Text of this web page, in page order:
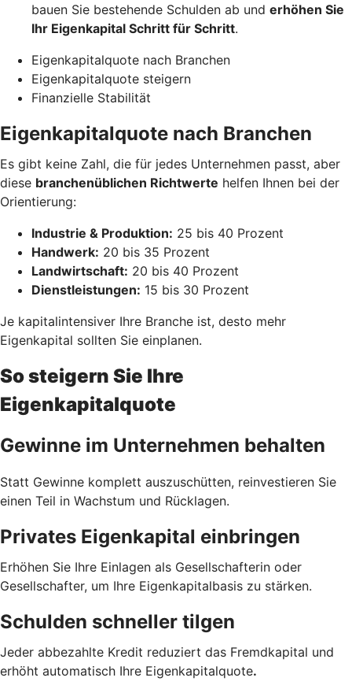
bauen Sie bestehende Schulden ab und erhöhen Sie
Ihr Eigenkapital Schritt für Schritt.
Eigenkapitalquote nach Branchen
Eigenkapitalquote steigern
Finanzielle Stabilität
Eigenkapitalquote nach Branchen
Es gibt keine Zahl, die für jedes Unternehmen passt, aber
diese branchenüblichen Richtwerte helfen Ihnen bei der
Orientierung:
Industrie & Produktion: 25 bis 40 Prozent
Handwerk: 20 bis 35 Prozent
Landwirtschaft: 20 bis 40 Prozent
Dienstleistungen: 15 bis 30 Prozent
Je kapitalintensiver Ihre Branche ist, desto mehr
Eigenkapital sollten Sie einplanen.
So steigern Sie Ihre
Eigenkapitalquote
Gewinne im Unternehmen behalten
Statt Gewinne komplett auszuschütten, reinvestieren Sie
einen Teil in Wachstum und Rücklagen.
Privates Eigenkapital einbringen
Erhöhen Sie Ihre Einlagen als Gesellschafterin oder
Gesellschafter, um Ihre Eigenkapitalbasis zu stärken.
Schulden schneller tilgen
Jeder abbezahlte Kredit reduziert das Fremdkapital und
erhöht automatisch Ihre Eigenkapitalquote.